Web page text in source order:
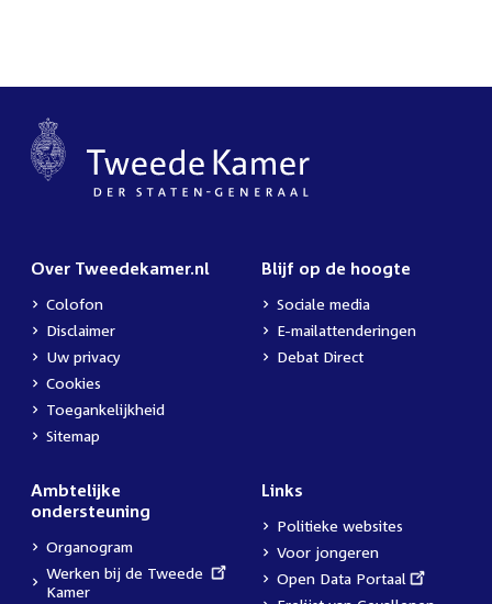
Over Tweedekamer.nl
Colofon
Disclaimer
Uw privacy
Cookies
Toegankelijkheid
Sitemap
Blijf op de hoogte
Sociale media
E-mailattenderingen
Debat Direct
Ambtelijke
ondersteuning
Organogram
External
link:
Werken bij de Tweede
Kamer
Links
Politieke websites
Voor jongeren
External
link:
Open Data Portaal